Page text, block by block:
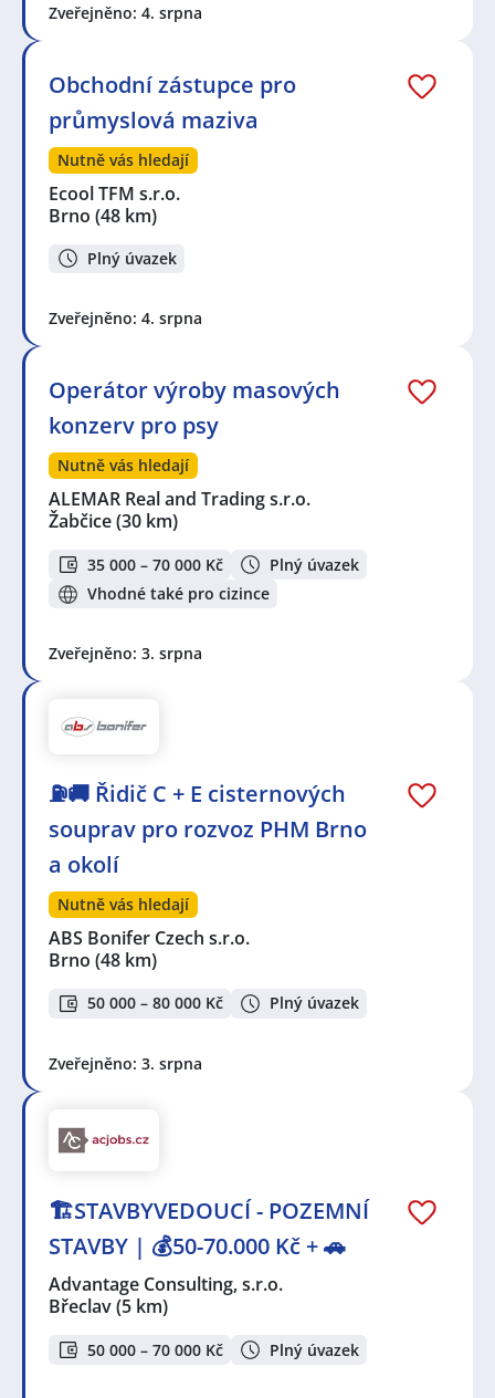
Zveřejněno: 4. srpna
Obchodní zástupce pro
průmyslová maziva
Nutně vás hledají
Ecool TFM s.r.o.
Brno (48 km)
Plný úvazek
Zveřejněno: 4. srpna
Operátor výroby masových
konzerv pro psy
Nutně vás hledají
ALEMAR Real and Trading s.r.o.
Žabčice(30 km)
35 000 – 70 000 Kč
Plný úvazek
Vhodné také pro cizince
Zveřejněno: 3. srpna
⛽🚚 Řidič C + E cisternových
souprav pro rozvoz PHM Brno
a okolí
Nutně vás hledají
ABS Bonifer Czech s.r.o.
Brno (48 km)
50 000 – 80 000 Kč Plný úvazek
Zveřejněno: 3. srpna
🏗️STAVBYVEDOUCÍ - POZEMNÍ
STAVBY | 💰50-70.000 Kč + 🚗
Advantage Consulting, s.r.o.
Břeclav(5 km)
50 000 – 70 000 Kč Plný úvazek